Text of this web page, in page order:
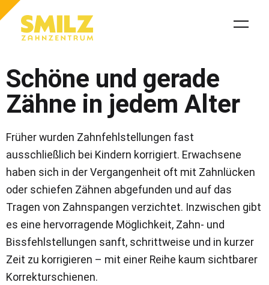
Schöne und gerade
Zähne in jedem Alter
Früher wurden Zahnfehlstellungen fast
ausschließlich bei Kindern korrigiert. Erwachsene
haben sich in der Vergangenheit oft mit Zahnlücken
oder schiefen Zähnen abgefunden und auf das
Tragen von Zahnspangen verzichtet. Inzwischen gibt
es eine hervorragende Möglichkeit, Zahn- und
Bissfehlstellungen sanft, schrittweise und in kurzer
Zeit zu korrigieren – mit einer Reihe kaum sichtbarer
Korrekturschienen.